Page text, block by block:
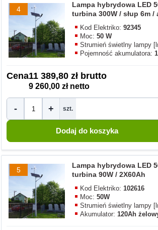
4
Lampa hybrydowa LED
turbina 300W / słup 6m /
Kod Elektriko:92345
Moc:50 W
Strumień świetlny lampy
Pojemność akumulatora:
Cena11 389,80 zł brutto
9 260,00 zł netto
- + szt.
5
Lampa hybrydowa LED
turbina 90W / 2X60Ah
Kod Elektriko:102616
Moc:50W
Strumień świetlny lampy
Akumulator:120Ah